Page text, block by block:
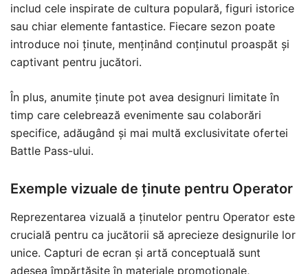
includ cele inspirate de cultura populară, figuri istorice
sau chiar elemente fantastice. Fiecare sezon poate
introduce noi ținute, menținând conținutul proaspăt și
captivant pentru jucători.
În plus, anumite ținute pot avea designuri limitate în
timp care celebrează evenimente sau colaborări
specifice, adăugând și mai multă exclusivitate ofertei
Battle Pass-ului.
Exemple vizuale de ținute pentru Operator
Reprezentarea vizuală a ținutelor pentru Operator este
crucială pentru ca jucătorii să aprecieze designurile lor
unice. Capturi de ecran și artă conceptuală sunt
adesea împărtășite în materiale promoționale,